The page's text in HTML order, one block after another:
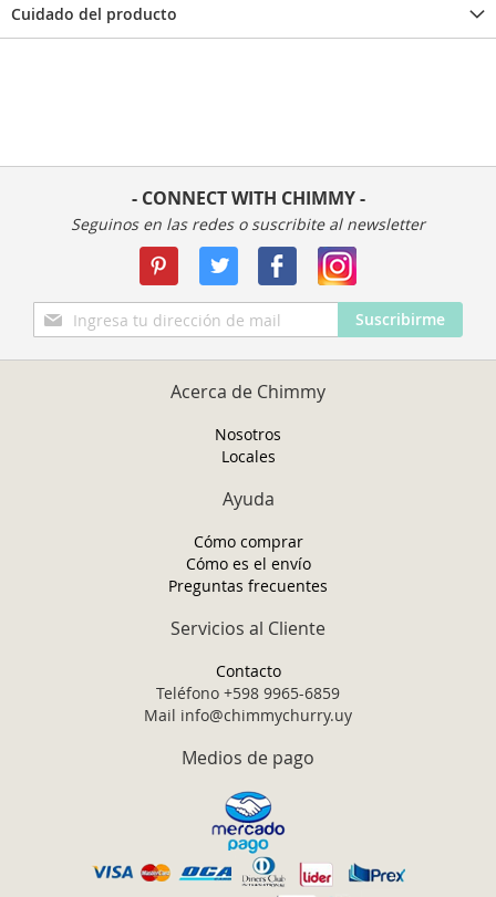
Cuidado del producto
- CONNECT WITH CHIMMY -
Seguinos en las redes o suscribite al newsletter
Inscríbase
a
nuestro
Suscribirme
Acerca de Chimmy
Nosotros
Locales
Ayuda
Cómo comprar
Cómo es el envío
Preguntas frecuentes
Servicios al Cliente
Contacto
Teléfono +598 9965-6859
Mail info@chimmychurry.uy
Medios de pago